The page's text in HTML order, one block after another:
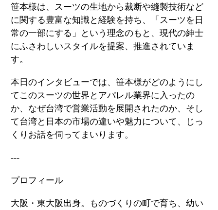
笹本様は、スーツの生地から裁断や縫製技術など
に関する豊富な知識と経験を持ち、「スーツを日
常の一部にする」という理念のもと、現代の紳士
にふさわしいスタイルを提案、推進されていま
す。
本日のインタビューでは、笹本様がどのようにし
てこのスーツの世界とアパレル業界に入ったの
か、なぜ台湾で営業活動を展開されたのか、そし
て台湾と日本の市場の違いや魅力について、じっ
くりお話を伺ってまいります。
---
プロフィール
大阪・東大阪出身。ものづくりの町で育ち、幼い